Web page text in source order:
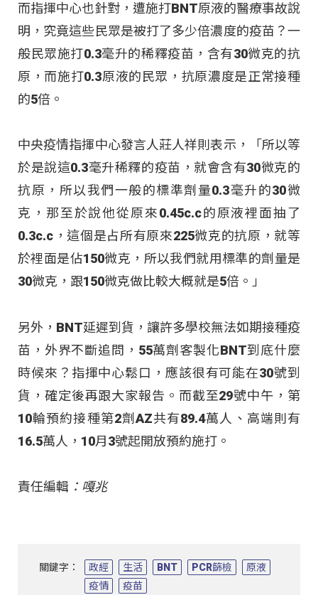
而指揮中心也針對，遭施打BNT原液的醫療事故說
明，究竟這些民眾是被打了多少倍濃度的疫苗？一
般民眾施打0.3毫升的稀釋疫苗，含有30微克的抗
原，而施打0.3原液的民眾，抗原濃度是正常接種
的5倍。
中央疫情指揮中心發言人莊人祥則表示，「所以等
於是說這0.3毫升稀釋的疫苗，就會含有30微克的
抗原，所以我們一般的標準劑量0.3毫升的30微
克，那至於說他從原來0.45c.c的原液裡面抽了
0.3c.c，這個是占所有原來225微克的抗原，就等
於裡面是佔150微克，所以我們就用標準的劑量是
30微克，跟150微克做比較大概就是5倍。」
另外，BNT延遲到貨，讓許多學校無法如期接種疫
苗，外界不斷追問，55萬劑客製化BNT到底什麼
時候來？指揮中心鬆口，應該很有可能在30號到
貨，確定後再跟大家報告。而截至29號中午，第
10輪預約接種第2劑AZ共有89.4萬人、高端則有
16.5萬人，10月3號起開放預約施打。
責任編輯 ：嘎兆
關鍵字： 政經 生活 BNT PCR篩檢
原液
疫情
疫苗